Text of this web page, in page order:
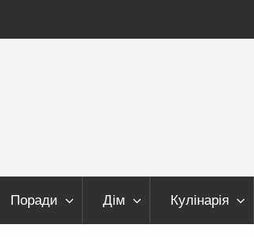
Поради Дім Кулінарія